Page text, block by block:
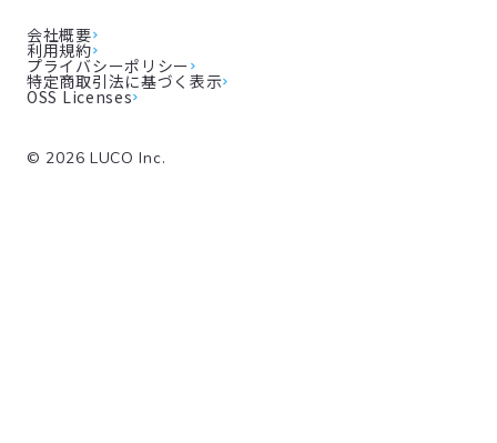
会社概要
利用規約
プライバシーポリシー
特定商取引法に基づく表示
OSS Licenses
© 2026 LUCO Inc.